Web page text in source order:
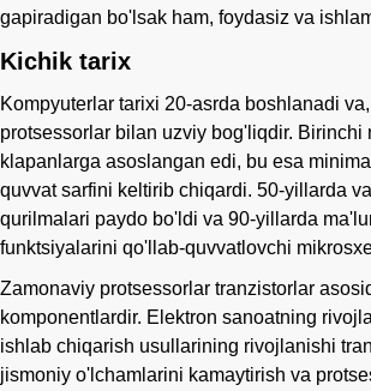
gapiradigan bo'lsak ham, foydasiz va
Kichik tarix
Kompyuterlar tarixi 20-asrda boshlanadi
protsessorlar bilan uzviy bog'liqdir. Birinchi
klapanlarga asoslangan edi, bu esa
quvvat sarfini keltirib chiqardi. 50-yillarda
qurilmalari paydo bo'ldi va 90-yillarda
funktsiyalarini qo'llab-quvvatlovchi
Zamonaviy protsessorlar tranzistorlar
komponentlardir. Elektron sanoatning
ishlab chiqarish usullarining rivojlanishi
jismoniy o'lchamlarini kamaytirish va